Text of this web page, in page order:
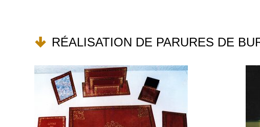
RÉALISATION DE PARURES DE